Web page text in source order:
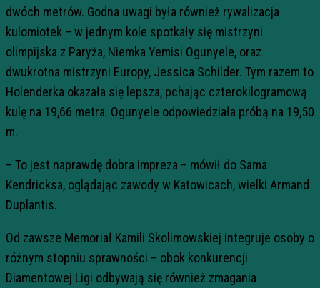
dwóch metrów. Godna uwagi była również rywalizacja
kulomiotek – w jednym kole spotkały się mistrzyni
olimpijska z Paryża, Niemka Yemisi Ogunyele, oraz
dwukrotna mistrzyni Europy, Jessica Schilder. Tym razem to
Holenderka okazała się lepsza, pchając czterokilogramową
kulę na 19,66 metra. Ogunyele odpowiedziała próbą na 19,50
m.
– To jest naprawdę dobra impreza – mówił do Sama
Kendricksa, oglądając zawody w Katowicach, wielki Armand
Duplantis.
Od zawsze Memoriał Kamili Skolimowskiej integruje osoby o
różnym stopniu sprawności – obok konkurencji
Diamentowej Ligi odbywają się również zmagania